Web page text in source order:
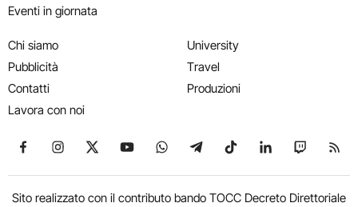
Eventi in giornata
Chi siamo
Pubblicità
Contatti
Lavora con noi
University
Travel
Produzioni
Seguici su Facebook
Seguici su Instagram
Seguici su X
Seguici su YouTube
Seguici su WhatsApp
Seguici su Telegram
Seguici su TikTok
Seguici su
Seguici
Sito realizzato con il contributo bando TOCC Decreto Direttoriale